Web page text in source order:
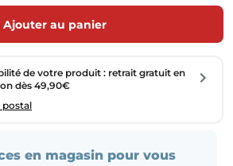
Ajouter au panier
de votre produit : retrait gratuit en
dès 49,90€
postal
en magasin pour vous